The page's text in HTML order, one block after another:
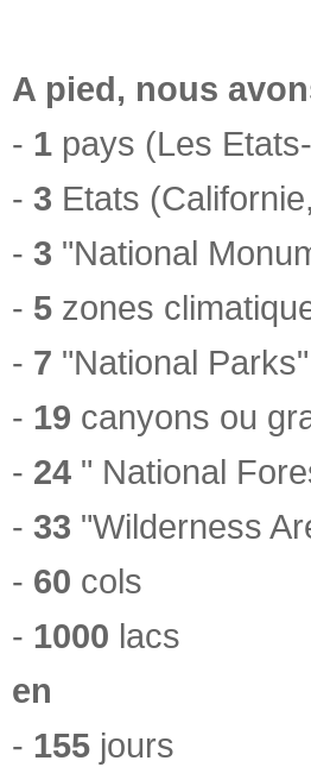
A pied, nous
- 1 pays (Les
- 3 Etats
- 3 "National
- 5 zones
- 7 "National Parks"
- 19 canyons ou
- 24 " National
- 33 "Wilderness
- 60 cols
- 1000 lacs
en
- 155 jours